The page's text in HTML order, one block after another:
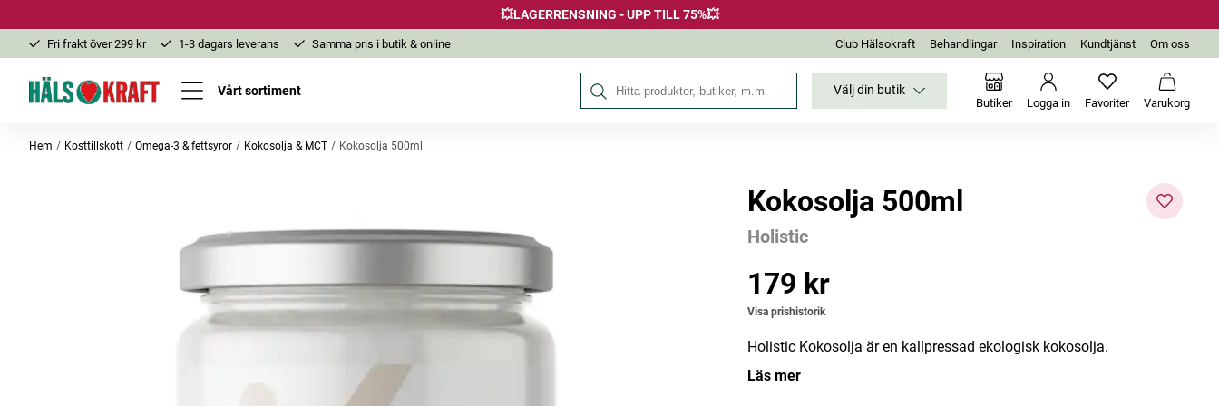
💥LAGERRENSNING - UPP TILL 75%💥
Fri frakt över 299 kr 1-3 dagars leverans Samma pris i butik & online Club Hälsokraft Behandlingar Inspiration Kundtjänst Om oss
Vårt sortiment Sök på Hälsokraft Välj din butik
Butiker Logga in FavoriterInga favoriter
Varukorg
Hem Kosttillskott Omega-3 & fettsyror Kokosolja & MCT Kokosolja 500ml
Andra köpte ocksåKokosolja 500ml
Holistic
Pris:179 kr
179 kr
Visa prishistorik
Holistic Kokosolja är en kallpressad ekologisk kokosolja.
Läs mer